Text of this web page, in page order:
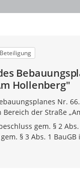
Hollenberg"
Nr.
Bereich der Straße
gem. § 2
§ 3 Abs. 1